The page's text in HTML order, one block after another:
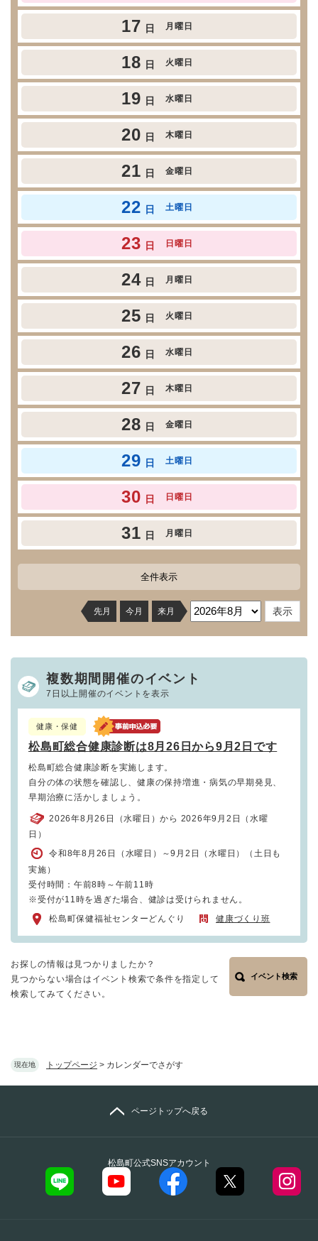
現在地 トップページ > カレンダーでさがす
17 日 月曜日
18 日 火曜日
19 日 水曜日
20 日 木曜日
21 日 金曜日
22 日 土曜日
23 日 日曜日
24 日 月曜日
25 日 火曜日
26 日 水曜日
27 日 木曜日
28 日 金曜日
29 日 土曜日
30 日 日曜日
31 日 月曜日
全件表示
先月 今月 来月
複数期間開催のイベント
7日以上開催のイベントを表示
健康・保健
松島町総合健康診断は8月26日から9月2日です
松島町総合健康診断を実施します。
自分の体の状態を確認し、健康の保持増進・病気の早期発見、
早期治療に活かしましょう。
2026年8月26日（水曜日）から 2026年9月2日（水曜
日）
令和8年8月26日（水曜日）～9月2日（水曜日）（土日も
実施）
受付時間：午前8時～午前11時
※受付が11時を過ぎた場合、健診は受けられません。
松島町保健福祉センターどんぐり
健康づくり班
お探しの情報は見つかりましたか？
見つからない場合はイベント検索で条件を指定して
検索してみてください。
イベント検索
松島町公式SNSアカウント
ページトップへ戻る